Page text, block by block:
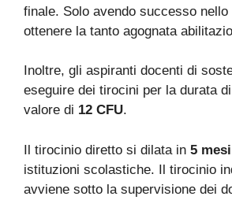
finale. Solo avendo successo
ottenere la tanto agognata
Inoltre, gli aspiranti docenti di
eseguire dei tirocini per la durata di
valore di 12 CFU.
Il tirocinio diretto si dilata in 5 mesi
istituzioni scolastiche. Il tirocinio
avviene sotto la supervisione dei